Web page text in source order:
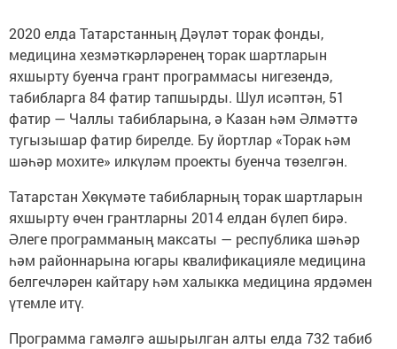
2020 елда Татарстанның Дәүләт торак фонды,
медицина хезмәткәрләренең торак шартларын
яхшырту буенча грант программасы нигезендә,
табибларга 84 фатир тапшырды. Шул исәптән, 51
фатир — Чаллы табибларына, ә Казан һәм Әлмәттә
тугызышар фатир бирелде. Бу йортлар «Торак һәм
шәһәр мохите» илкүләм проекты буенча төзелгән.
Татарстан Хөкүмәте табибларның торак шартларын
яхшырту өчен грантларны 2014 елдан бүлеп бирә.
Әлеге программаның максаты — республика шәһәр
һәм районнарына югары квалификацияле медицина
белгечләрен кайтару һәм халыкка медицина ярдәмен
үтемле итү.
Программа гамәлгә ашырылган алты елда 732 табиб